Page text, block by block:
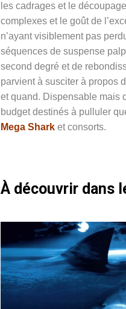
les cadrages et le
complexes et le goût de
n’ayant visiblement pas
séquences de suspense
second degré et de
parvient à susciter à propos
et quand. Dispensable mais
budget destinés à pulluler
Mega Shark et consorts.
À découvrir dans